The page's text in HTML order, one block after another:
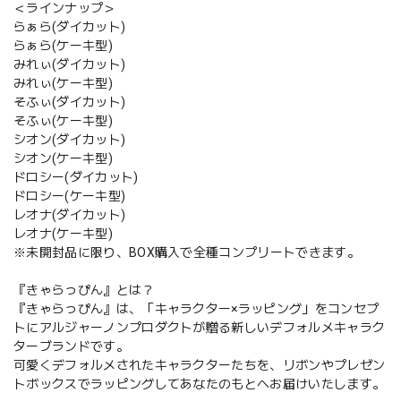
＜ラインナップ＞
らぁら(ダイカット)
らぁら(ケーキ型)
みれぃ(ダイカット)
みれぃ(ケーキ型)
そふぃ(ダイカット)
そふぃ(ケーキ型)
シオン(ダイカット)
シオン(ケーキ型)
ドロシー(ダイカット)
ドロシー(ケーキ型)
レオナ(ダイカット)
レオナ(ケーキ型)
※未開封品に限り、BOX購入で全種コンプリートできます。
『きゃらっぴん』とは？
『きゃらっぴん』は、「キャラクター×ラッピング」をコンセプ
トにアルジャーノンプロダクトが贈る新しいデフォルメキャラク
ターブランドです。
可愛くデフォルメされたキャラクターたちを、リボンやプレゼン
トボックスでラッピングしてあなたのもとへお届けいたします。